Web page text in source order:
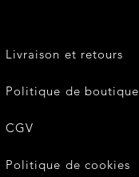
Livraison et retours
Politique de boutique
CGV
Politique de cookies